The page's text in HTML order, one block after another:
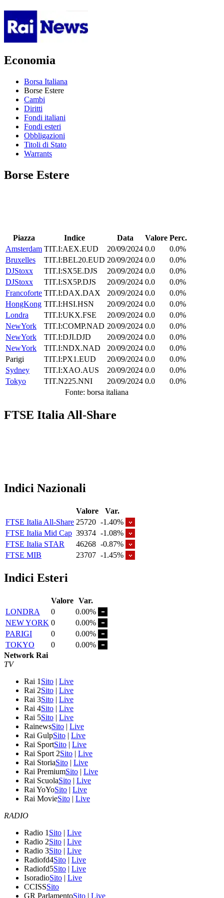
Economia
Borsa Italiana
Borse Estere
Cambi
Diritti
Fondi italiani
Fondi esteri
Obbligazioni
Titoli di Stato
Warrants
Borse Estere
Piazza Indice Data Valore Perc.
Amsterdam TIT.I:AEX.EUD 20/09/2024 0.0
0.0%
Bruxelles
TIT.I:BEL20.EUD 20/09/2024 0.0
0.0%
DJStoxx
TIT.I:SX5E.DJS 20/09/2024 0.0
0.0%
DJStoxx
TIT.I:SX5P.DJS 20/09/2024 0.0
0.0%
Francoforte TIT.I:DAX.DAX 20/09/2024 0.0
0.0%
HongKong TIT.I:HSI.HSN 20/09/2024 0.0
0.0%
Londra
TIT.I:UKX.FSE 20/09/2024 0.0
0.0%
NewYork
TIT.I:COMP.NAD 20/09/2024 0.0
0.0%
NewYork
TIT.I:DJI.DJD 20/09/2024 0.0
0.0%
NewYork
TIT.I:NDX.NAD 20/09/2024 0.0
0.0%
Parigi
TIT.I:PX1.EUD 20/09/2024 0.0
0.0%
Sydney
TIT.I:XAO.AUS 20/09/2024 0.0
0.0%
Tokyo
TIT.N225.NNI 20/09/2024 0.0
0.0%
Fonte: borsa italiana
FTSE Italia All-Share
Indici Nazionali
Valore
Var.
FTSE Italia All-Share 25720 -1.40%
FTSE Italia Mid Cap 39374 -1.08%
FTSE Italia STAR
46268 -0.87%
FTSE MIB
23707 -1.45%
Indici Esteri
Valore Var.
LONDRA
0
0.00%
NEW YORK 0
0.00%
PARIGI
0
0.00%
TOKYO
0
0.00%
Network Rai
TV
Rai 1 Sito | Live
Rai 2Sito | Live
Rai 3Sito | Live
Rai 4Sito | Live
Rai 5Sito | Live
RainewsSito | Live
Rai GulpSito | Live
Rai SportSito | Live
Rai Sport 2Sito | Live
Rai StoriaSito | Live
Rai PremiumSito | Live
Rai ScuolaSito | Live
Rai YoYoSito | Live
Rai MovieSito | Live
RADIO
Radio 1 Sito | Live
Radio 2Sito | Live
Radio 3Sito | Live
Radiofd4Sito | Live
Radiofd5Sito | Live
IsoradioSito | Live
CCISSSito
GR ParlamentoSito | Live